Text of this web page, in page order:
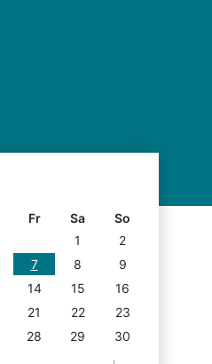
Fr Sa
So
1
2
7 8
9
14 15
16
21 22
23
28 29
30